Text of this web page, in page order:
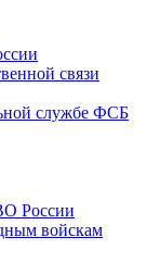
связи
службе ФСБ
России
войскам